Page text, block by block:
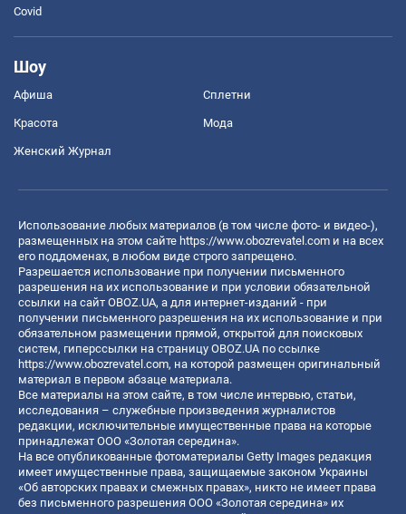
Covid
Шоу
Афиша Сплетни
Красота Мода
Женский Журнал
Использование любых материалов (в том числе фото- и видео-),
размещенных на этом сайте https://www.obozrevatel.com и на всех
его поддоменах, в любом виде строго запрещено.
Разрешается использование при получении письменного
разрешения на их использование и при условии обязательной
ссылки на сайт OBOZ.UA, а для интернет-изданий - при
получении письменного разрешения на их использование и при
обязательном размещении прямой, открытой для поисковых
систем, гиперссылки на страницу OBOZ.UA по ссылке
https://www.obozrevatel.com, на которой размещен оригинальный
материал в первом абзаце материала.
Все материалы на этом сайте, в том числе интервью, статьи,
исследования – служебные произведения журналистов
редакции, исключительные имущественные права на которые
принадлежат ООО «Золотая середина».
На все опубликованные фотоматериалы Getty Images редакция
имеет имущественные права, защищаемые законом Украины
«Об авторских правах и смежных правах», никто не имеет права
без письменного разрешения ООО «Золотая середина» их